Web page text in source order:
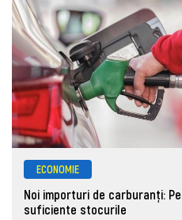
ECONOMIE
Noi importuri de carburanți:
suficiente stocurile